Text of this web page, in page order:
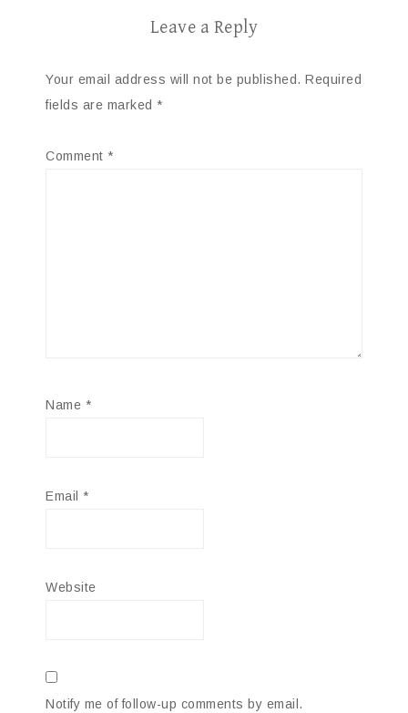
Leave a Reply
Your email address will not be published. Required
fields are marked *
Comment *
Name *
Email *
Website
Notify me of follow-up comments by email.